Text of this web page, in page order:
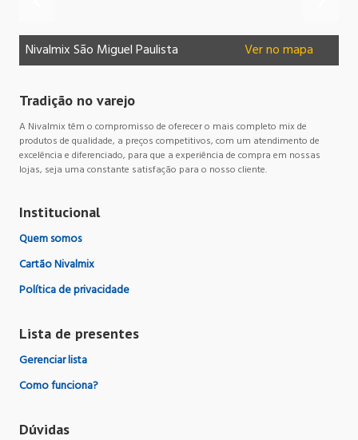
Nivalmix São Miguel Paulista Ver no mapa
Tradição no varejo
A Nivalmix têm o compromisso de oferecer o mais completo mix de
produtos de qualidade, a preços competitivos, com um atendimento de
excelência e diferenciado, para que a experiência de compra em nossas
lojas, seja uma constante satisfação para o nosso cliente.
Institucional
Quem somos
Cartão Nivalmix
Política de privacidade
Lista de presentes
Gerenciar lista
Como funciona?
Dúvidas